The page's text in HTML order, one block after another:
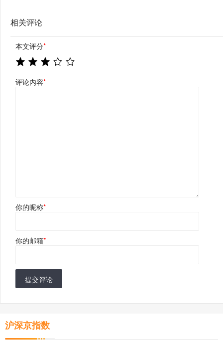
相关评论
本文评分*
评论内容*
你的昵称*
你的邮箱*
提交评论
沪深京指数